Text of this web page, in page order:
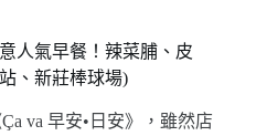
人氣早餐！辣菜脯、皮
、新莊棒球場)
va 早安•日安》，雖然店